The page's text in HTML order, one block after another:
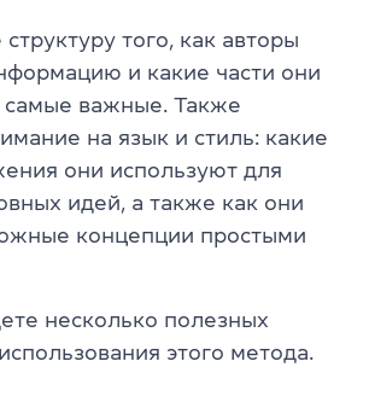
того, как авторы
и какие части они
самые важные. Также
на язык и стиль: какие
они используют для
идей, а также как они
концепции простыми
несколько полезных
этого метода.